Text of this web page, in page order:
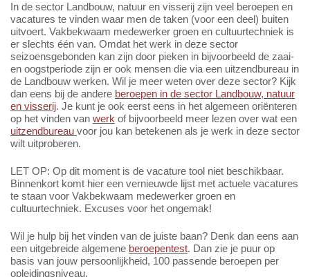
In de sector Landbouw, natuur en visserij zijn veel beroepen en
vacatures te vinden waar men de taken (voor een deel) buiten
uitvoert. Vakbekwaam medewerker groen en cultuurtechniek is
er slechts één van. Omdat het werk in deze sector
seizoensgebonden kan zijn door pieken in bijvoorbeeld de zaai-
en oogstperiode zijn er ook mensen die via een uitzendbureau in
de Landbouw werken. Wil je meer weten over deze sector? Kijk
dan eens bij de andere beroepen in de sector Landbouw, natuur
en visserij. Je kunt je ook eerst eens in het algemeen oriënteren
op het vinden van werk of bijvoorbeeld meer lezen over wat een
uitzendbureau voor jou kan betekenen als je werk in deze sector
wilt uitproberen.
LET OP: Op dit moment is de vacature tool niet beschikbaar.
Binnenkort komt hier een vernieuwde lijst met actuele vacatures
te staan voor Vakbekwaam medewerker groen en
cultuurtechniek. Excuses voor het ongemak!
Wil je hulp bij het vinden van de juiste baan? Denk dan eens aan
een uitgebreide algemene beroepentest. Dan zie je puur op
basis van jouw persoonlijkheid, 100 passende beroepen per
opleidingsniveau.